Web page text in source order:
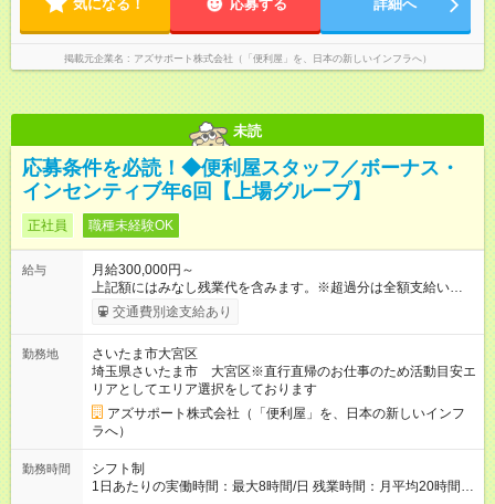
試用期間の長さ：4ヶ月 ※ 雇用形態と給与に、本採用時と異なる
部分があります。 雇用形態：中途採用（契約社員） 給与：本採
用時と同じです。 試用期間中は嘱託社員契約となります。嘱託
社員契約中の給与・待遇・福利厚生は正社員のものと同じで
によっては出勤・退勤時間が変動する場合がございます 例）
時代
気になる！ 応募する 詳細へ
掲載元企業名 アズサポート株式会社（「便利屋」を、日本の新しいインフラへ）
未読
応募条件を必読！◆便利屋スタッフ／ボーナス・
インセンティブ年6回【上場グループ】
正社員 職種未経験OK
給与
月給300,000円～
上記額にはみなし残業代を含みます。※超過分は全額支給いたし
ます。 みなし残業代 73,808円／月 みなし残業時間 45時間／月
年収＝月給＋ボーナス＋インセンティブ ボーナス ：2回 ※過
（年4回） ※施工スタッフにもインセンティブがもらえます
※合計で約30～60万/年程度で動きます（一番高い方ですと100
万超え） --------------------------------- 昇給：あり ※年1回評価に基
づく 手当：あり 全額100%支給 ・交通費（通勤費） ・業務に
おける活動費 ・超過勤務手当 【注意】 貸与する社用車は、社員
各自が保管していただきます 駐車場代が仮にかかる場合、各社
員での負担となります ※1都3県社員については会社負担があり
ます（ご相談ください） 【試用期間】試用期間あり 試用期間の
交通費別途支給あり
勤務地
さいたま市大宮区
埼玉県さいたま市 大宮区※直行直帰のお仕事のため活動目安エ
リアとしてエリア選択をしております
アズサポート株式会社（「便利屋」を、日本の新しいインフ
ラへ）
勤務時間
シフト制
1日あたりの実働時間：最大8時間/日 残業時間：月平均20時間程